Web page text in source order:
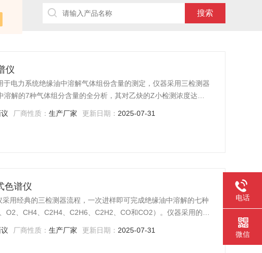
仪
电力系统绝缘油中溶解气体组份含量的测定，仪器采用三检测器
溶解的7种气体组分含量的全分析，其对乙炔的Z小检测浓度达
厂商性质：生产厂家 更新日期： 2025-07-31
色谱仪
用经典的三检测器流程，一次进样即可完成绝缘油中溶解的七种
O2、CH4、C2H4、C2H6、C2H2、CO和CO2）。仪器采用的小
厂商性质：生产厂家 更新日期： 2025-07-31
电话
微信